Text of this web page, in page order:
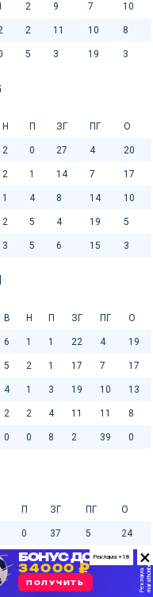
2 9 7 10
2 11 10 8
5 3 19 3
Н П ЗГ ПГ О
2 0 27 4 20
2 1 14 7 17
1 4 8 14 10
2 5 4 19 5
3 5 6 15 3
В Н П ЗГ ПГ О
6 1 1 22 4 19
5 2 1 17 7 17
4 1 3 19 10 13
2 2 4 11 11 8
0 0 8 2 39 0
П ЗГ ПГ О
0 37 5 24
2 21 12 18
4 19
×
Реклама +18